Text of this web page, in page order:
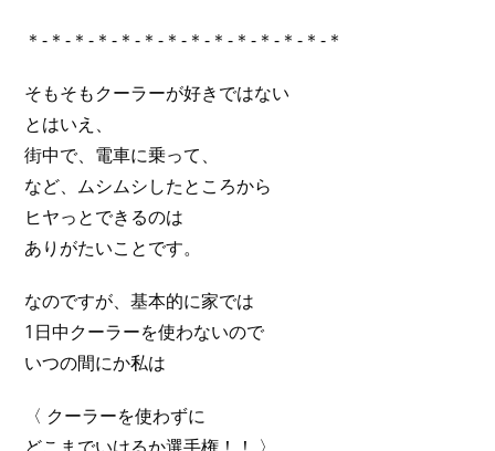
＊-＊-＊-＊-＊-＊-＊-＊-＊-＊-＊-＊-＊-＊
そもそもクーラーが好きではない
とはいえ、
街中で、電車に乗って、
など、ムシムシしたところから
ヒヤっとできるのは
ありがたいことです。
なのですが、基本的に家では
1日中クーラーを使わないので
いつの間にか私は
〈 クーラーを使わずに